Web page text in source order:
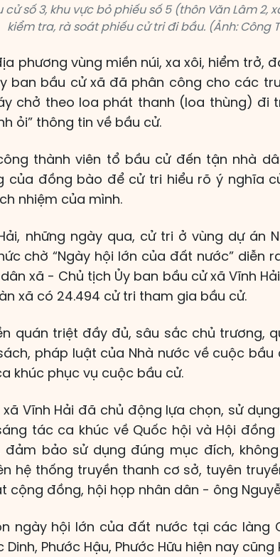
số 3, khu vực bỏ phiếu số 5 (thôn Văn Lâm 2,
kiểm tra, rà soát phiếu cử tri đi bầu. (Ảnh: Công
phương vùng miền núi, xa xôi, hiểm trở,
ban bầu cử xã đã phân công cho các
chở theo loa phát thanh (loa thùng) đi
ỏi” thông tin về bầu cử.
thành viên tổ bầu cử đến tận nhà
của đồng bào để cử tri hiểu rõ ý nghĩa
nhiệm của mình.
những ngày qua, cử tri ở vùng dự án
chờ “Ngày hội lớn của đất nước” diễn
xã - Chủ tịch Ủy ban bầu cử xã Vĩnh
xã có 24.494 cử tri tham gia bầu cử.
quán triệt đầy đủ, sâu sắc chủ trương,
pháp luật của Nhà nước về cuộc bầu
khúc phục vụ cuộc bầu cử.
xã Vĩnh Hải đã chủ động lựa chọn, sử
tác ca khúc về Quốc hội và Hội
đảm bảo sử dụng đúng mục đích,
hệ thống truyền thanh cơ sở, tuyên
cộng đồng, hội họp nhân dân - ông
ngày hội lớn của đất nước tại các làng
Dinh, Phước Hậu, Phước Hữu hiện nay